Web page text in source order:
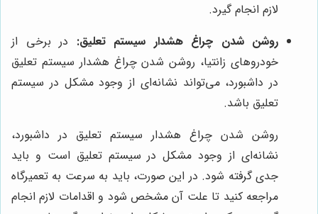
لازم انجام گیرد.
روشن شدن چراغ هشدار سیستم تعلیق: در برخی از
خودروهای زانتیا، روشن شدن چراغ هشدار سیستم تعلیق
در داشبورد، می‌تواند نشانه‌ای از وجود مشکل در سیستم
تعلیق باشد.
روشن شدن چراغ هشدار سیستم تعلیق در داشبورد،
نشانه‌ای از وجود مشکل در سیستم تعلیق است و باید
جدی گرفته شود. در این صورت، باید به سرعت به تعمیرگاه
مراجعه کنید تا علت آن مشخص شود و اقدامات لازم انجام